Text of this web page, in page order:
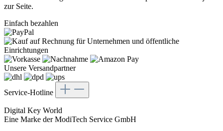
zur Seite.
Einfach bezahlen
Unsere Versandpartner
Service-Hotline
Digital Key World
Eine Marke der ModiTech Service GmbH